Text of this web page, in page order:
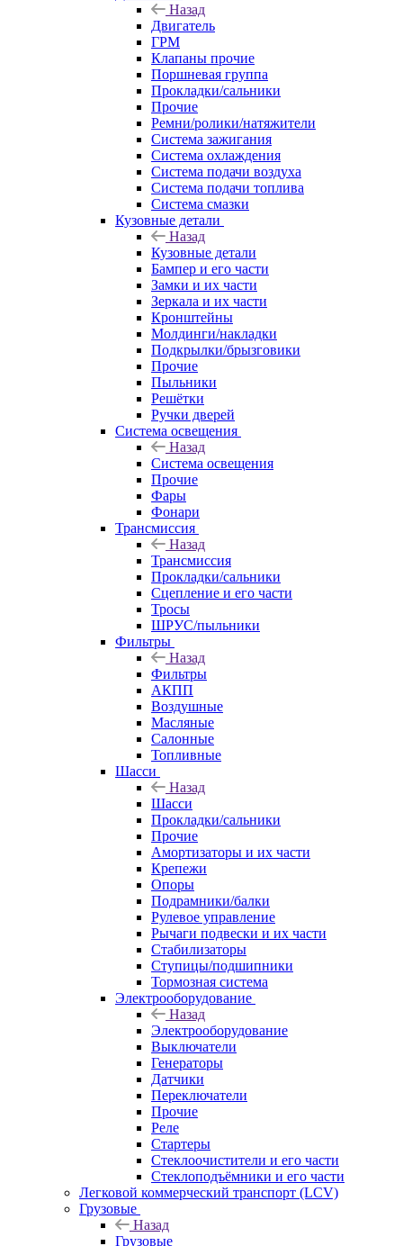
Назад
Двигатель
ГРМ
Клапаны прочие
Поршневая группа
Прокладки/сальники
Прочие
Ремни/ролики/натяжители
Система зажигания
Система охлаждения
Система подачи воздуха
Система подачи топлива
Система смазки
Кузовные детали
Назад
Кузовные детали
Бампер и его части
Замки и их части
Зеркала и их части
Кронштейны
Молдинги/накладки
Подкрылки/брызговики
Прочие
Пыльники
Решётки
Ручки дверей
Система освещения
Назад
Система освещения
Прочие
Фары
Фонари
Трансмиссия
Назад
Трансмиссия
Прокладки/сальники
Сцепление и его части
Тросы
ШРУС/пыльники
Фильтры
Назад
Фильтры
АКПП
Воздушные
Масляные
Салонные
Топливные
Шасси
Назад
Шасси
Прокладки/сальники
Прочие
Амортизаторы и их части
Крепежи
Опоры
Подрамники/балки
Рулевое управление
Рычаги подвески и их части
Стабилизаторы
Ступицы/подшипники
Тормозная система
Электрооборудование
Назад
Электрооборудование
Выключатели
Генераторы
Датчики
Переключатели
Прочие
Реле
Стартеры
Стеклоочистители и его части
Стеклоподъёмники и его части
Легковой коммерческий транспорт (LCV)
Грузовые
Назад
Грузовые